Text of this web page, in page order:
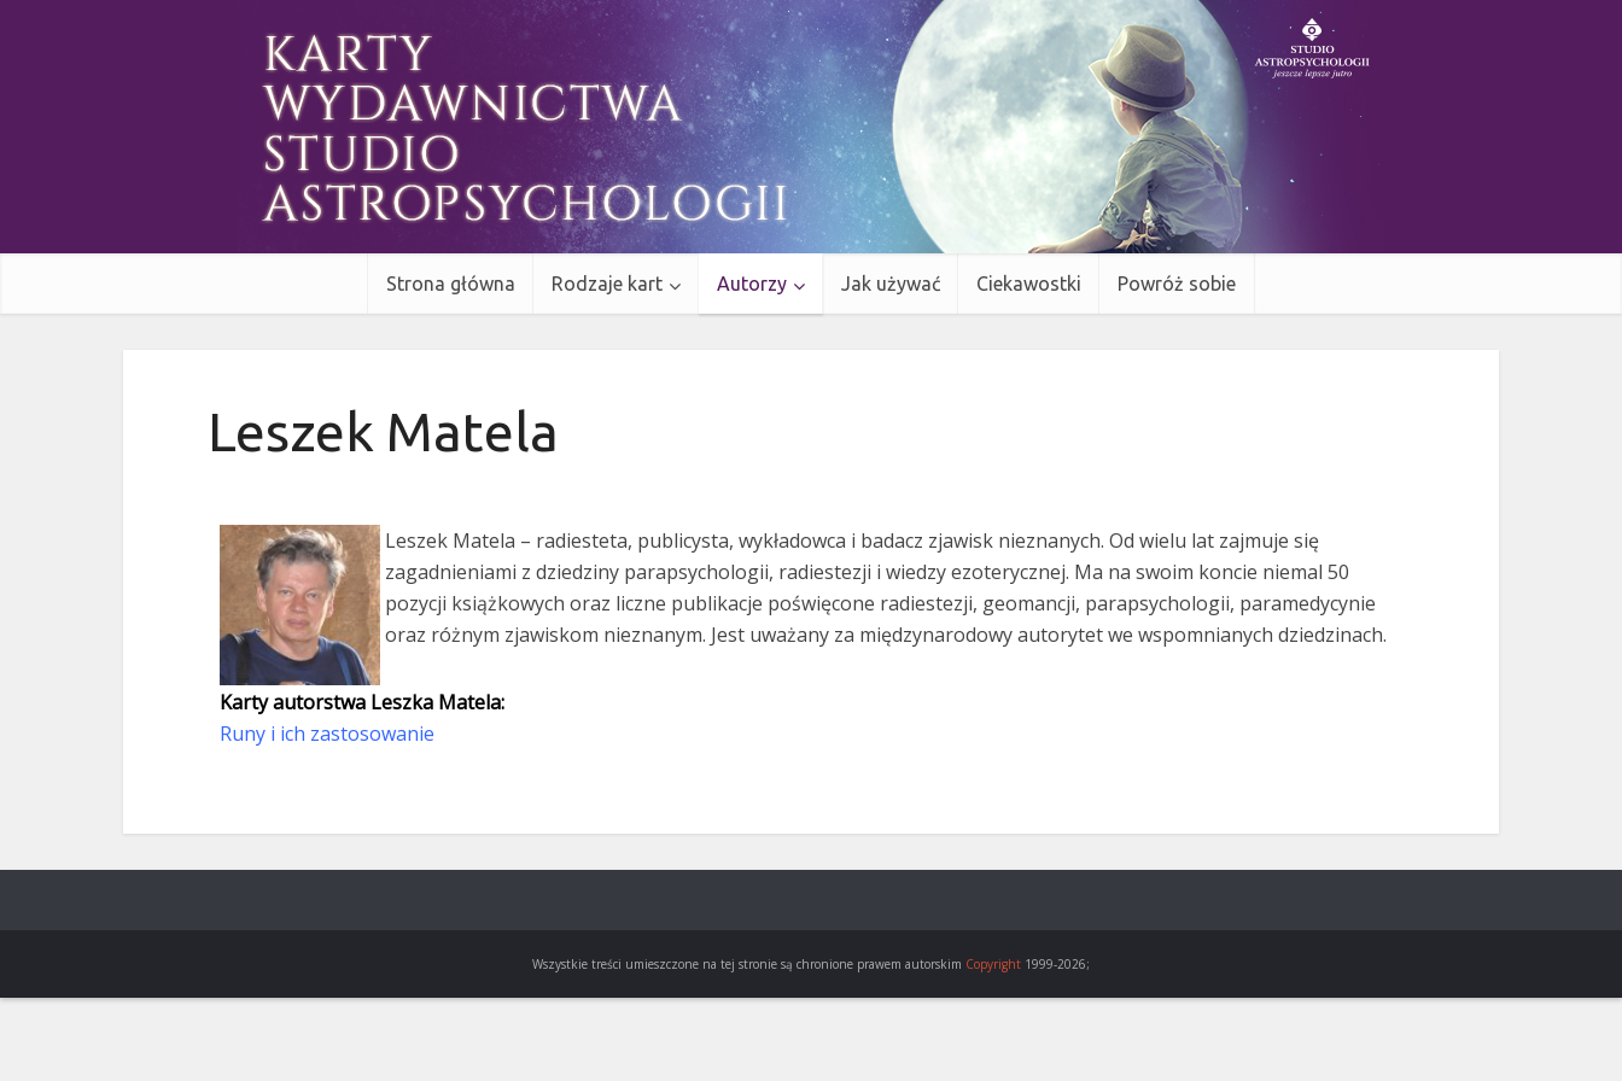
Strona główna Rodzaje kart Autorzy Jak używać Ciekawostki Powróż sobie
Leszek Matela
Leszek Matela – radiesteta, publicysta, wykładowca i badacz zjawisk nieznanych. Od wielu lat zajmuje się
zagadnieniami z dziedziny parapsychologii, radiestezji i wiedzy ezoterycznej. Ma na swoim koncie niemal 50
pozycji książkowych oraz liczne publikacje poświęcone radiestezji, geomancji, parapsychologii, paramedycynie
oraz różnym zjawiskom nieznanym. Jest uważany za międzynarodowy autorytet we wspomnianych dziedzinach.
Karty autorstwa Leszka Matela:
Runy i ich zastosowanie
Wszystkie treści umieszczone na tej stronie są chronione prawem autorskim Copyright 1999-2026;